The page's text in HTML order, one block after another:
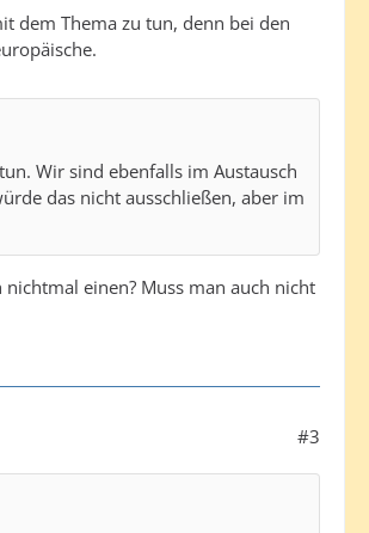
dem Thema zu tun, denn bei den
Wir sind ebenfalls im Austausch
das nicht ausschließen, aber im
einen? Muss man auch nicht
#3